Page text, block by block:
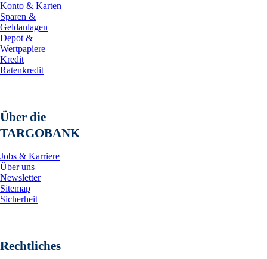
Konto & Karten
Sparen &
Geldanlagen
Depot &
Wertpapiere
Kredit
Ratenkredit
Über die
TARGOBANK
Jobs & Karriere
Über uns
Newsletter
Sitemap
Sicherheit
Rechtliches